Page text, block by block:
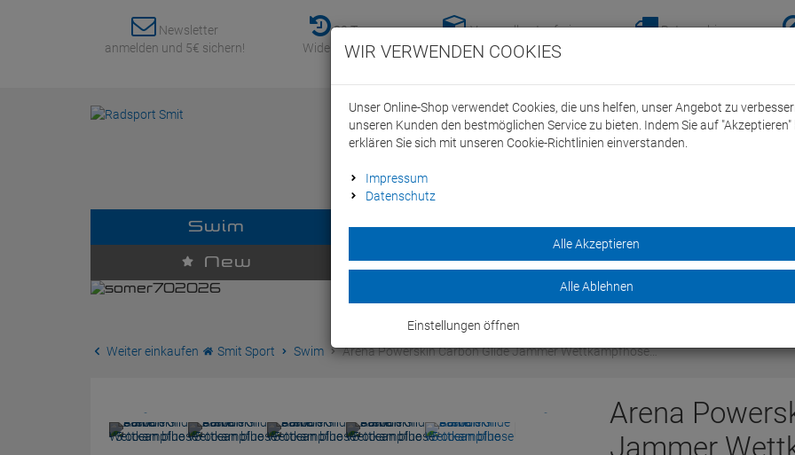
Newsletter
anmelden und 5€ sichern!
30 Tage
Widerrufsrecht
Versandkostenfreie-
Lieferung nach
Retoure hier
Swim Dein Swim Team Bike
New Marken Sale
Weiter einkaufen Smit Sport Swim Arena Powerskin Carbon Glide Jammer Wettkampfhose…
Arena
Jammer
WIR VERWENDEN COOKIES
Unser Online-Shop verwendet Cookies, die uns helfen, unser Angebot zu
unseren Kunden den bestmöglichen Service zu bieten. Indem Sie auf "Akzeptieren"
erklären Sie sich mit unseren Cookie-Richtlinien einverstanden.
Impressum
Datenschutz
Alle Akzeptieren
Alle Ablehnen
Einstellungen öffnen